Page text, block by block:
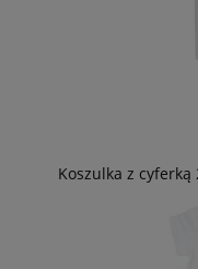
Koszulka z